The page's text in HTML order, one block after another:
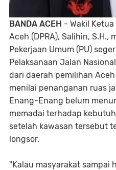
BANDA ACEH - Wakil
Aceh (DPRA), Salihin, S.H.,
Pekerjaan Umum (PU)
Pelaksanaan Jalan
dari daerah pemilihan
menilai penanganan ruas
Enang-Enang belum
memadai terhadap
setelah kawasan tersebut
longsor.
"Kalau masyarakat sampai